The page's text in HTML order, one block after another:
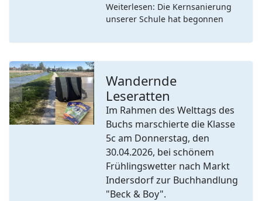
Weiterlesen: Die Kernsanierung
unserer Schule hat begonnen
Previous Next
Wandernde
Leseratten
Im Rahmen des Welttags des
Buchs marschierte die Klasse
5c am Donnerstag, den
30.04.2026, bei schönem
Frühlingswetter nach Markt
Indersdorf zur Buchhandlung
"Beck & Boy".